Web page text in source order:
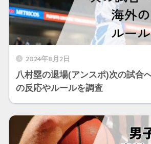
2024年8月2日
八村塁の退場(アンスポ)次の試合
の反応やルールを調査